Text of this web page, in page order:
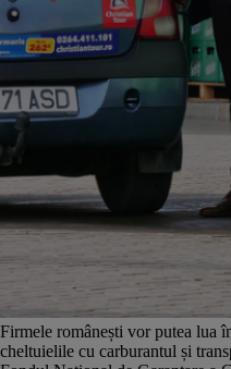
Firmele românești vor putea lua
cheltuielile cu carburantul și